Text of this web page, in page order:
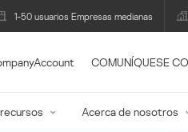
1-50 usuarios Empresas medianas
COMUNÍQUESE
Acerca de nosotros